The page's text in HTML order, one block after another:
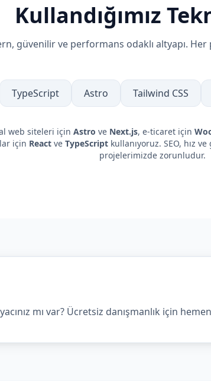
Kullandığımız
güvenilir ve performans odaklı altyapı.
TypeScript Astro Tailwind CSS
web siteleri için Astro ve Next.js, e-ticaret için
için React ve TypeScript kullanıyoruz. SEO, hız
projelerimizde zorunludur.
mı var? Ücretsiz danışmanlık için